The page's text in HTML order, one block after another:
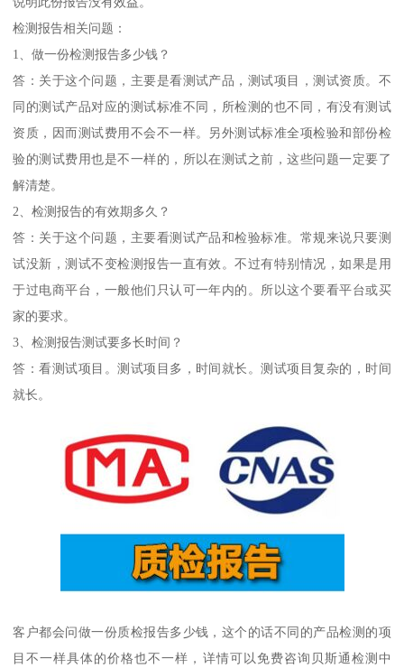
检测报告相关问题：
1、做一份检测报告多少钱？
答：关于这个问题，主要是看测试产品，测试项目，测试资质。不
同的测试产品对应的测试标准不同，所检测的也不同，有没有测试
资质，因而测试费用不会不一样。另外测试标准全项检验和部份检
验的测试费用也是不一样的，所以在测试之前，这些问题一定要了
解清楚。
2、检测报告的有效期多久？
答：关于这个问题，主要看测试产品和检验标准。常规来说只要测
试没新，测试不变检测报告一直有效。不过有特别情况，如果是用
于过电商平台，一般他们只认可一年内的。所以这个要看平台或买
家的要求。
3、检测报告测试要多长时间？
答：看测试项目。测试项目多，时间就长。测试项目复杂的，时间
就长。
客户都会问做一份质检报告多少钱，这个的话不同的产品检测的项
目不一样具体的价格也不一样，详情可以免费咨询贝斯通检测中